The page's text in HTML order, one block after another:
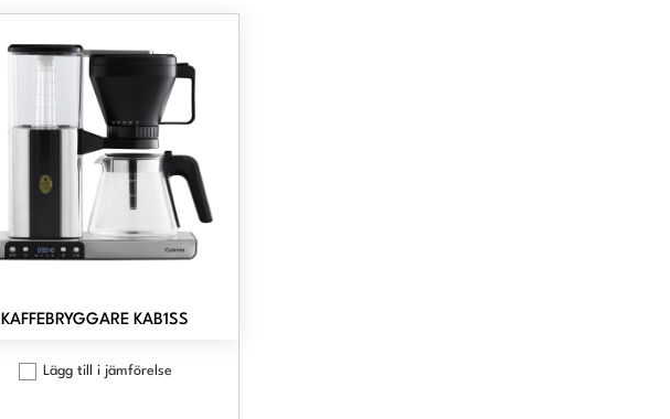
KAFFEBRYGGARE KAB1SS
Lägg till i jämförelse